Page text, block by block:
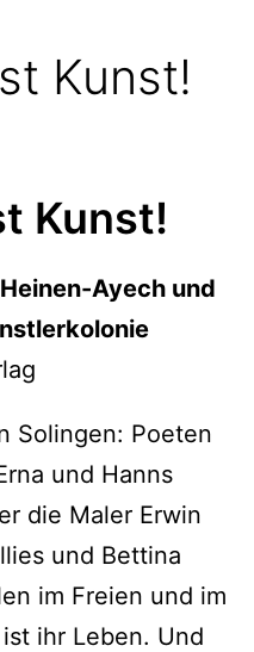
Kunst!
Kunst!
Ayech und
Solingen: Poeten
und Hanns
die Maler Erwin
und Bettina
im Freien und im
ihr Leben. Und